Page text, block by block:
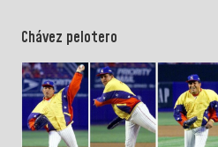
Chávez pelotero